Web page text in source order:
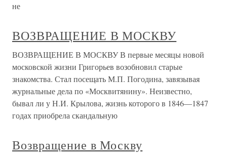
не
ВОЗВРАЩЕНИЕ В МОСКВУ
ВОЗВРАЩЕНИЕ В МОСКВУ В первые месяцы новой
московской жизни Григорьев возобновил старые
знакомства. Стал посещать М.П. Погодина, завязывая
журнальные дела по «Москвитянину». Неизвестно,
бывал ли у Н.И. Крылова, жизнь которого в 1846—1847
годах приобрела скандальную
Возвращение в Москву